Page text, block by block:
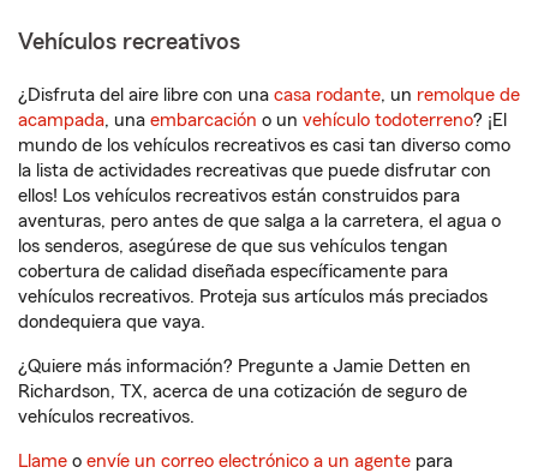
Vehículos recreativos
¿Disfruta del aire libre con una casa rodante, un remolque de
acampada, una embarcación o un vehículo todoterreno? ¡El
mundo de los vehículos recreativos es casi tan diverso como
la lista de actividades recreativas que puede disfrutar con
ellos! Los vehículos recreativos están construidos para
aventuras, pero antes de que salga a la carretera, el agua o
los senderos, asegúrese de que sus vehículos tengan
cobertura de calidad diseñada específicamente para
vehículos recreativos. Proteja sus artículos más preciados
dondequiera que vaya.
¿Quiere más información? Pregunte a Jamie Detten en
Richardson, TX, acerca de una cotización de seguro de
vehículos recreativos.
Llame o envíe un correo electrónico a un agente para